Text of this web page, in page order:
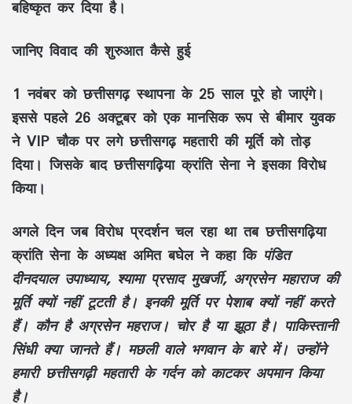
बहिष्कृत कर दिया है।
जानिए विवाद की शुरुआत कैसे हुई
1 नवंबर को छत्तीसगढ़ स्थापना के 25 साल पूरे हो जाएंगे।
इससे पहले 26 अक्टूबर को एक मानसिक रूप से बीमार युवक
ने VIP चौक पर लगे छत्तीसगढ़ महतारी की मूर्ति को तोड़
दिया। जिसके बाद छत्तीसगढ़िया क्रांति सेना ने इसका विरोध
किया।
अगले दिन जब विरोध प्रदर्शन चल रहा था तब छत्तीसगढ़िया
क्रांति सेना के अध्यक्ष अमित बघेल ने कहा कि पंडित
दीनदयाल उपाध्याय, श्यामा प्रसाद मुखर्जी, अग्रसेन महाराज की
मूर्ति क्यों नहीं टूटती है। इनकी मूर्ति पर पेशाब क्यों नहीं करते
हैं। कौन है अग्रसेन महराज। चोर है या झूठा है। पाकिस्तानी
सिंधी क्या जानते हैं। मछली वाले भगवान के बारे में। उन्होंने
हमारी छत्तीसगढ़ी महतारी के गर्दन को काटकर अपमान किया
है।